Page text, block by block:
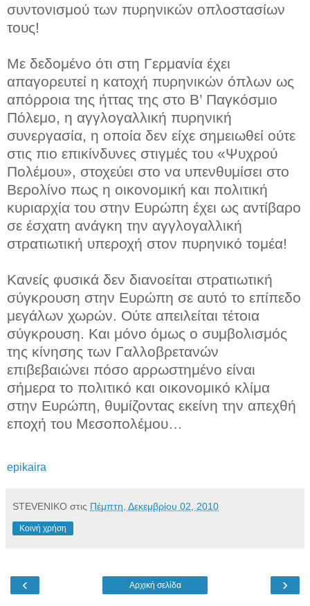
συντονισμού των πυρηνικών οπλοστασίων
τους!
Με δεδομένο ότι στη Γερμανία έχει
απαγορευτεί η κατοχή πυρηνικών όπλων ως
απόρροια της ήττας της στο Β’ Παγκόσμιο
Πόλεμο, η αγγλογαλλική πυρηνική
συνεργασία, η οποία δεν είχε σημειωθεί ούτε
στις πιο επικίνδυνες στιγμές του «Ψυχρού
Πολέμου», στοχεύει στο να υπενθυμίσει στο
Βερολίνο πως η οικονομική και πολιτική
κυριαρχία του στην Ευρώπη έχει ως αντίβαρο
σε έσχατη ανάγκη την αγγλογαλλική
στρατιωτική υπεροχή στον πυρηνικό τομέα!
Κανείς φυσικά δεν διανοείται στρατιωτική
σύγκρουση στην Ευρώπη σε αυτό το επίπεδο
μεγάλων χωρών. Ούτε απειλείται τέτοια
σύγκρουση. Και μόνο όμως ο συμβολισμός
της κίνησης των Γαλλοβρετανών
επιβεβαιώνει πόσο αρρωστημένο είναι
σήμερα το πολιτικό και οικονομικό κλίμα
στην Ευρώπη, θυμίζοντας εκείνη την απεχθή
εποχή του Μεσοπολέμου…
epikaira
STEVENIKO στις Πέμπτη, Δεκεμβρίου 02, 2010
Κοινή χρήση
‹ ›
Αρχική σελίδα